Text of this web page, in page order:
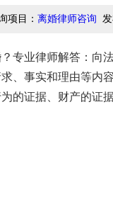
项目： 离婚律师咨询 发
专业律师解答：向
、事实和理由等内
的证据、财产的证据